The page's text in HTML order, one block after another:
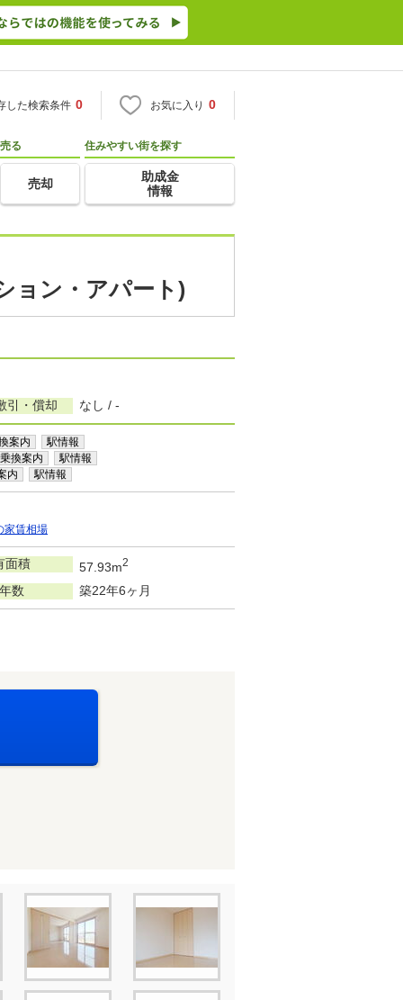
した検索条件 0 お気に入り 0
売る
売却
住みやすい街を探す
助成金
情報
ョン・アパート)
引・償却 なし / -
案内 駅情報
乗換案内 駅情報
内 駅情報
家賃相場
面積 57.93m2
数 築22年6ヶ月